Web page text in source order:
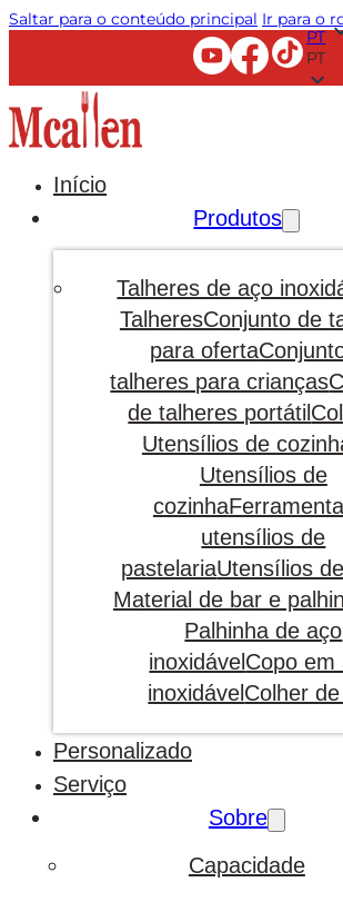
Saltar para o conteúdo principal Ir para o
PT
PT
Início
Produtos
Talheres de aço
TalheresConjunto de
para oferta
talheres para crianças
de talheres portátil
Utensílios de
Utensílios de
cozinha
utensílios de
pastelariaUtensílios
Material de bar e
Palhinha de aço
inoxidável Copo em
inoxidável Colher
Personalizado
Serviço
Sobre
Capacidade